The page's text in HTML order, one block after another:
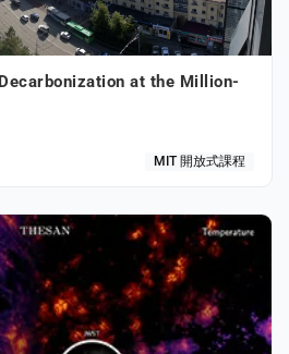
at the Million-
MIT 開放式課程